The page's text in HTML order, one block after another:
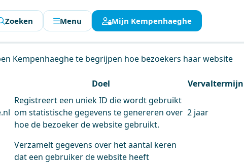
Kempenhaeghe te begrijpen hoe bezoekers haar website
Doel Vervaltermijn
Registreert een uniek ID die wordt gebruikt
om statistische gegevens te genereren over
hoe de bezoeker de website gebruikt.
2 jaar
Verzamelt gegevens over het aantal keren
dat een gebruiker de website heeft
Zoeken Menu Mijn Kempenhaeghe